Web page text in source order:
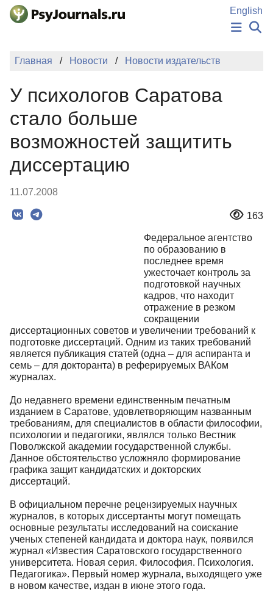
Перейти к основному содержанию
English
НОВОСТИ
ПОДАТЬ РУКОПИСЬ
КЛЮЧЕВЫЕ СЛОВА
Регистрация
Вход
Главная Новости Новости издательств
У психологов Саратова
стало больше
возможностей защитить
диссертацию
11.07.2008
163
Федеральное агентство
по образованию в
последнее время
ужесточает контроль за
подготовкой научных
кадров, что находит
отражение в резком
сокращении
диссертационных советов и увеличении требований к
подготовке диссертаций. Одним из таких требований
является публикация статей (одна – для аспиранта и
семь – для докторанта) в реферируемых ВАКом
журналах.
До недавнего времени единственным печатным
изданием в Саратове, удовлетворяющим названным
требованиям, для специалистов в области философии,
психологии и педагогики, являлся только Вестник
Поволжской академии государственной службы.
Данное обстоятельство усложняло формирование
графика защит кандидатских и докторских
диссертаций.
В официальном перечне рецензируемых научных
журналов, в которых диссертанты могут помещать
основные результаты исследований на соискание
ученых степеней кандидата и доктора наук, появился
журнал «Известия Саратовского государственного
университета. Новая серия. Философия. Психология.
Педагогика». Первый номер журнала, выходящего уже
в новом качестве, издан в июне этого года.